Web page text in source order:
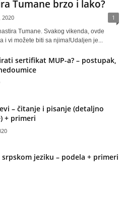
Tumane brzo i lako?
2020 1
Tumane. Svakog vikenda, ovde
i vi možete biti sa njima!Udaljen je...
sertifikat MUP-a? – postupak,
– čitanje i pisanje (detaljno
+ primeri
jeziku – podela + primeri